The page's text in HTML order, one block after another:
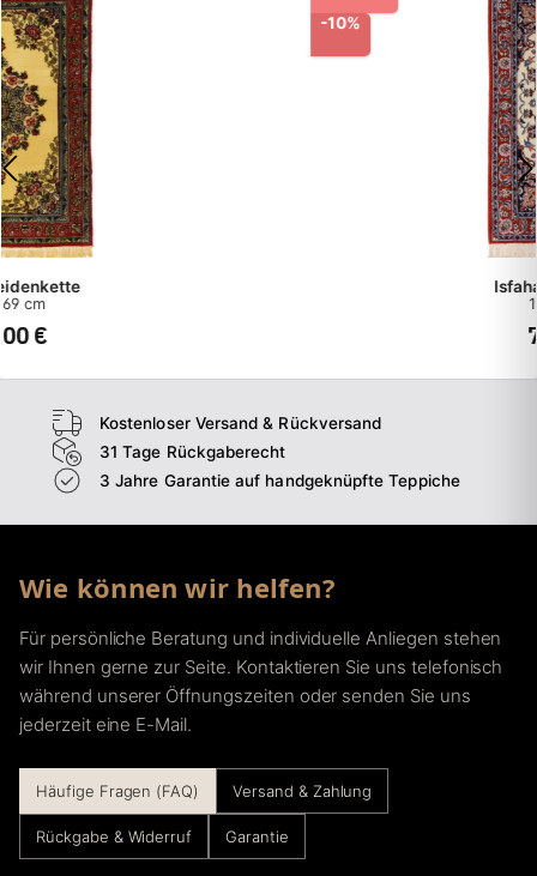
-10%
Kostenloser Versand & Rückversand
31 Tage Rückgaberecht
3 Jahre Garantie auf handgeknüpfte Teppiche
Wie können wir helfen?
Für persönliche Beratung und individuelle Anliegen stehen
wir Ihnen gerne zur Seite. Kontaktieren Sie uns telefonisch
während unserer Öffnungszeiten oder senden Sie uns
jederzeit eine E-Mail.
Häufige Fragen (FAQ) Versand & Zahlung
Rückgabe & Widerruf Garantie